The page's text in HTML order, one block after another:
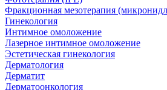
Фракционная мезотерапия
Гинекология
Интимное омоложение
Лазерное интимное омоложение
Эстетическая гинекология
Дерматология
Дерматит
Дерматоонкология